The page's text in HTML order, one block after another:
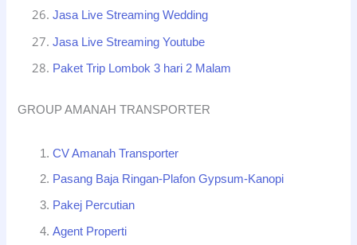
Jasa Live Streaming Wedding
Jasa Live Streaming Youtube
Paket Trip Lombok 3 hari 2 Malam
GROUP AMANAH TRANSPORTER
CV Amanah Transporter
Pasang Baja Ringan-Plafon Gypsum-Kanopi
Pakej Percutian
Agent Properti